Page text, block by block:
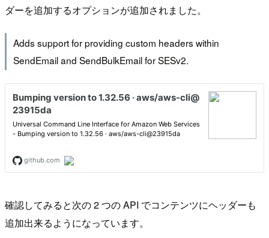
ダーを追加するオプションが追加されました。
Adds support for providing custom headers within
SendEmail and SendBulkEmail for SESv2.
確認してみると次の 2 つの API でコンテンツにヘッダーも
追加出来るようになっています。